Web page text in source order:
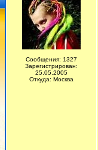
Сообщения: 1327
Зарегистрирован:
25.05.2005
Откуда: Москва